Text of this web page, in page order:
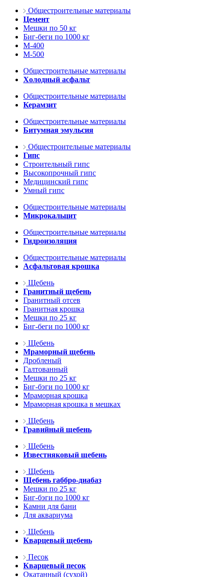
Общестроительные материалы
Цемент
Мешки по 50 кг
Биг-беги по 1000 кг
М-400
М-500
Общестроительные материалы
Холодный асфальт
Общестроительные материалы
Керамзит
Общестроительные материалы
Битумная эмульсия
Общестроительные материалы
Гипс
Строительный гипс
Высокопрочный гипс
Медицинский гипс
Умный гипс
Общестроительные материалы
Микрокальцит
Общестроительные материалы
Гидроизоляция
Общестроительные материалы
Асфальтовая крошка
Щебень
Гранитный щебень
Гранитный отсев
Гранитная крошка
Мешки по 25 кг
Биг-беги по 1000 кг
Щебень
Мраморный щебень
Дробленый
Галтованный
Мешки по 25 кг
Биг-бэги по 1000 кг
Мраморная крошка
Мраморная крошка в мешках
Щебень
Гравийный щебень
Щебень
Известняковый щебень
Щебень
Щебень габбро-диабаз
Мешки по 25 кг
Биг-бэги по 1000 кг
Камни для бани
Для аквариума
Щебень
Кварцевый щебень
Песок
Кварцевый песок
Окатанный (сухой)